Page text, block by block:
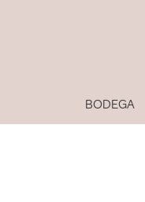
BODEGA